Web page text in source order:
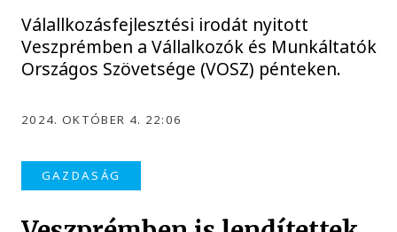
Válallkozásfejlesztési irodát nyitott
Veszprémben a Vállalkozók és Munkáltatók
Országos Szövetsége (VOSZ) pénteken.
2024. OKTÓBER 4. 22:06
GAZDASÁG